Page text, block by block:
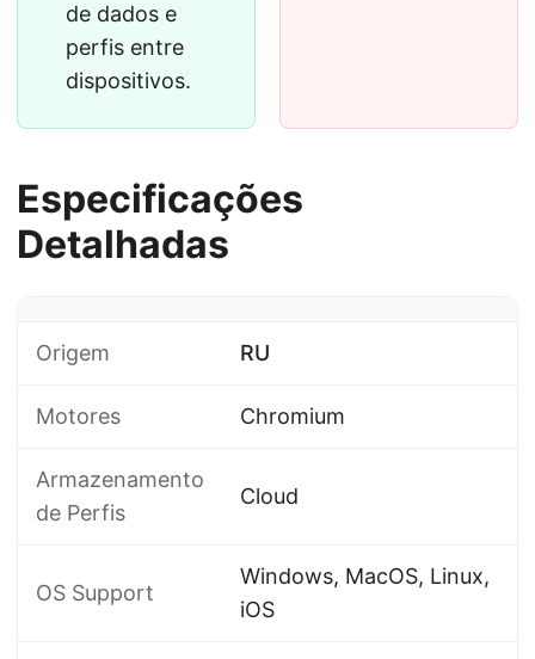
de dados e
perfis entre
dispositivos.
Especificações
Detalhadas
Origem RU
Motores Chromium
Armazenamento
de Perfis
Cloud
OS Support
Windows, MacOS, Linux,
iOS